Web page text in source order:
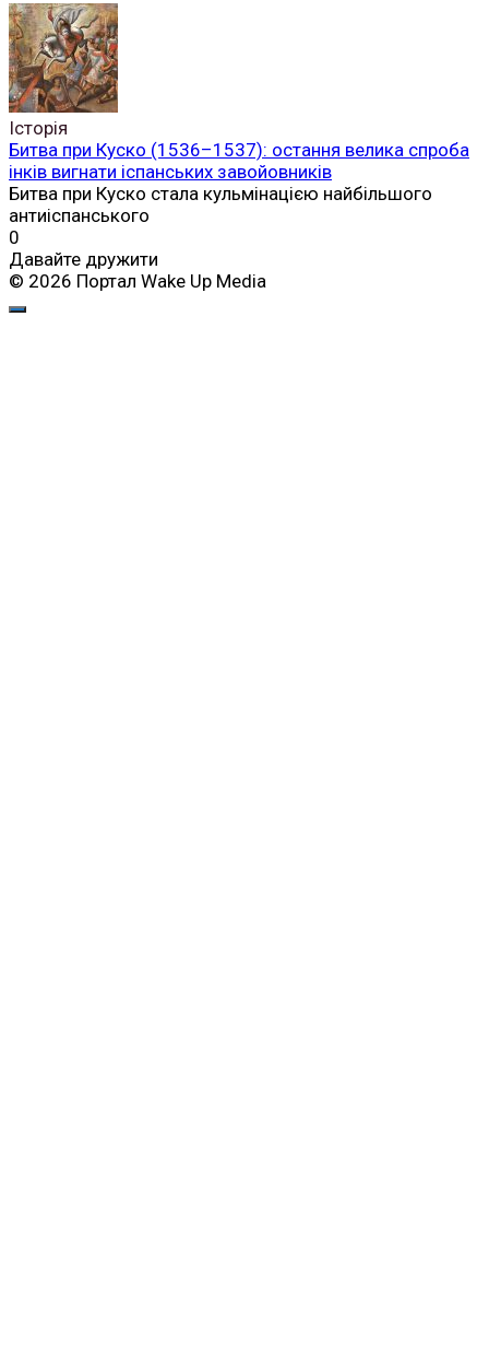
Історія
Битва при Куско (1536–1537): остання велика спроба
інків вигнати іспанських завойовників
Битва при Куско стала кульмінацією найбільшого
антиіспанського
0
Давайте дружити
© 2026 Портал Wake Up Media